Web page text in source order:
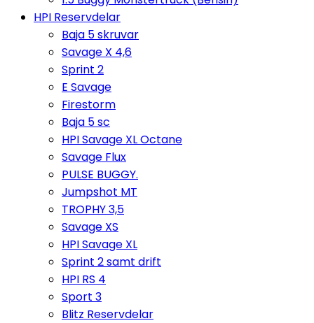
HPI Reservdelar
Baja 5 skruvar
Savage X 4,6
Sprint 2
E Savage
Firestorm
Baja 5 sc
HPI Savage XL Octane
Savage Flux
PULSE BUGGY.
Jumpshot MT
TROPHY 3,5
Savage XS
HPI Savage XL
Sprint 2 samt drift
HPI RS 4
Sport 3
Blitz Reservdelar